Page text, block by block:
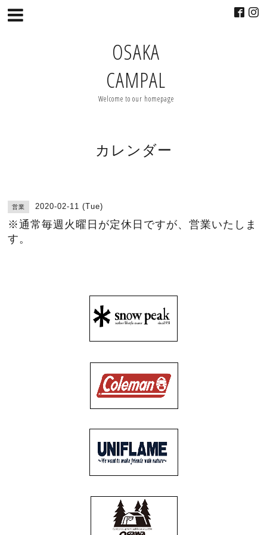
OSAKA
CAMPAL
Welcome to our homepage
カレンダー
営業 2020-02-11 (Tue)
※通常毎週火曜日が定休日ですが、営業いたしま
す。